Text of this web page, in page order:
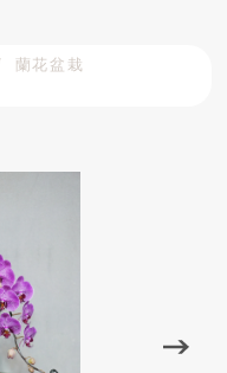
蘭花盆栽